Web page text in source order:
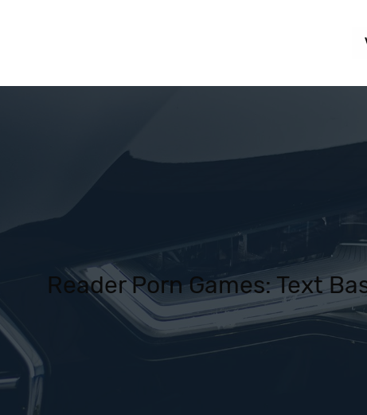
Reader Porn Games: Text